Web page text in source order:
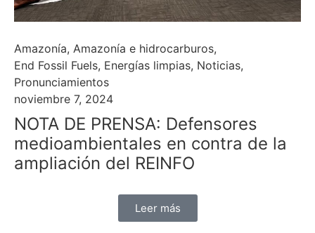
Amazonía, Amazonía e hidrocarburos,
End Fossil Fuels, Energías limpias, Noticias,
Pronunciamientos
noviembre 7, 2024
NOTA DE PRENSA: Defensores
medioambientales en contra de la
ampliación del REINFO
Leer más